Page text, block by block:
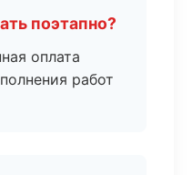
поэтапно?
оплата
работ